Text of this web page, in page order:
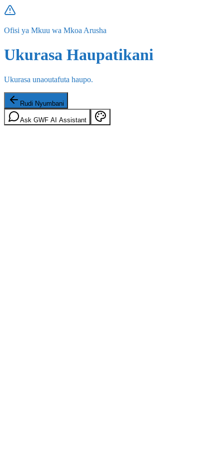
Ofisi ya Mkuu wa Mkoa Arusha
Ukurasa Haupatikani
Ukurasa unaoutafuta haupo.
Rudi Nyumbani
Ask GWF AI Assistant